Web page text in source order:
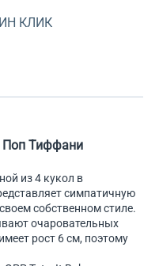
КЛИК
Поп Тиффани
из 4 кукол в
симпатичную
собственном стиле.
очаровательных
рост 6 см, поэтому